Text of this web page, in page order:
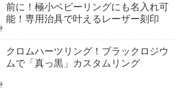
前に！極小ベビーリングにも名入れ可
能！専用治具で叶えるレーザー刻印
クロムハーツリング！ブラックロジウ
ムで「真っ黒」カスタムリング